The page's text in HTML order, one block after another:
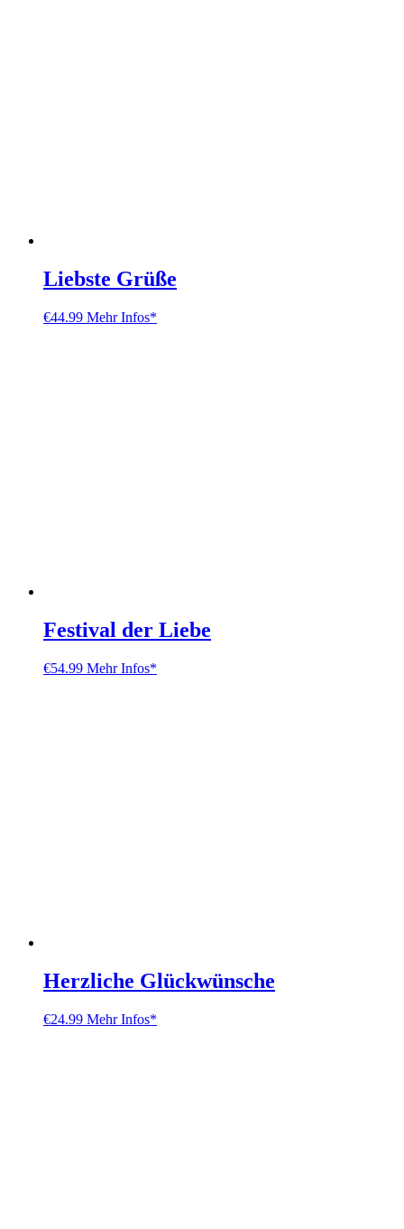
Liebste Grüße
€44.99 Mehr Infos*
Festival der Liebe
€54.99 Mehr Infos*
Herzliche Glückwünsche
€24.99 Mehr Infos*